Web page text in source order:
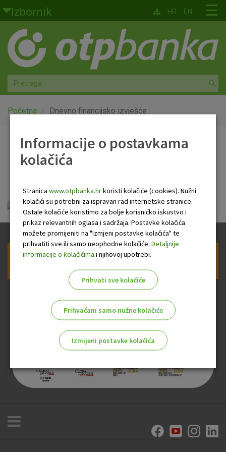
Skoči na glavni sadržaj
Izbornik
Građani
Privatno bankarstvo
Agro
Mala poduzeća i obrtnici
Globalna tržišta
O nama
☰
HR EN
Početna Dnevno financijsko izvješće
Dnevno financijsko
Dnevno financijsko izvješće.pdf
Prijava na newsletter OTP banke
Informacije o postavkama
kolačića
Stranica www.otpbanka.hrkoristi kolačiće (cookies). Nužni
kolačići su potrebni za ispravan rad internetske stranice.
Ostale kolačiće koristimo za bolje korisničko iskustvo i
prikaz relevantnih oglasa i sadržaja. Postavke kolačića
možete promijeniti na "Izmjeni postavke kolačića" te
prihvatiti sve ili samo neophodne kolačiće. Detaljnije
informacije o kolačićima i njihovoj upotrebi.
Prihvati sve kolačiće
Prihvaćam samo nužne kolačiće
Izmijeni postavke kolačića